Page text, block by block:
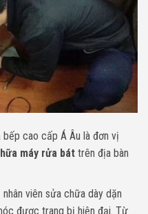
cao cấp Á Âu là đơn vị
máy rửa báttrên địa bàn
viên sửa chữa dày dặn
được trang bị hiện đại. Từ